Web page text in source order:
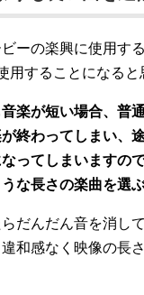
ーの楽興に使用す
用することになると
楽が短い場合、普
終わってしまい、
ってしまいますの
な長さの楽曲を選
だんだん音を消し
違和感なく映像の長